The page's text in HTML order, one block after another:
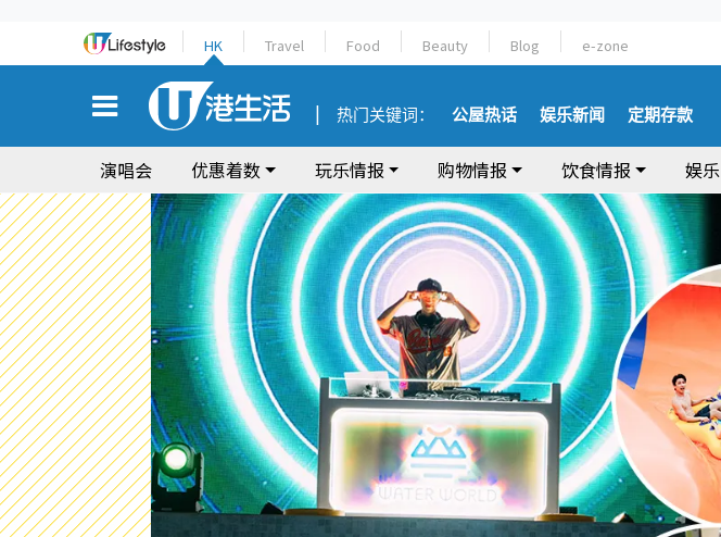
HK Travel Food Beauty Blog e-zone
热门关键词： 公屋热话 娱乐新闻 定期存款
演唱会 优惠着数 玩乐情报 购物情报 饮食情报 娱乐